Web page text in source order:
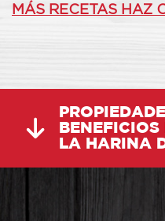
MÁS RECETAS HAZ
BENEFICIOS
LA HARINA